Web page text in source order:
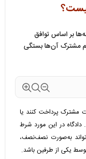
بر اساس توافق
مشترک آن‌ها بستگی
مشترک پرداخت کنند یا
دادگاه در این مورد شرط
به‌صورت نصف‌نصف،
یکی از طرفین باشد.